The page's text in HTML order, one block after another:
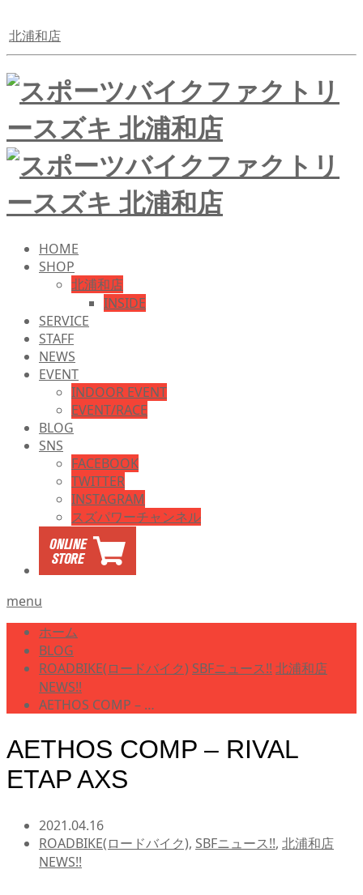
北浦和店
HOME
SHOP
北浦和店
INSIDE
SERVICE
STAFF
NEWS
EVENT
INDOOR EVENT
EVENT/RACE
BLOG
SNS
FACEBOOK
TWITTER
INSTAGRAM
スズパワーチャンネル
menu
ホーム
BLOG
ROADBIKE(ロードバイク) SBFニュース!! 北浦和店
NEWS!!
AETHOS COMP – …
AETHOS COMP – RIVAL
ETAP AXS
2021.04.16
ROADBIKE(ロードバイク), SBFニュース!!, 北浦和店
NEWS!!